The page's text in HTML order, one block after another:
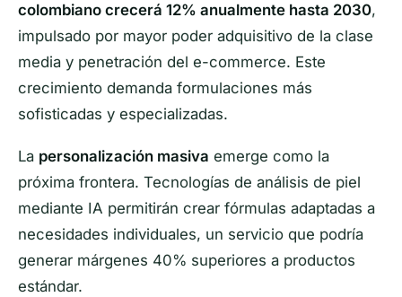
colombiano crecerá 12% anualmente hasta 2030,
impulsado por mayor poder adquisitivo de la clase
media y penetración del e-commerce. Este
crecimiento demanda formulaciones más
sofisticadas y especializadas.
La personalización masiva emerge como la
próxima frontera. Tecnologías de análisis de piel
mediante IA permitirán crear fórmulas adaptadas a
necesidades individuales, un servicio que podría
generar márgenes 40% superiores a productos
estándar.